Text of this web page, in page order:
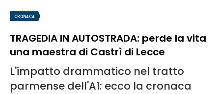
CRONACA
TRAGEDIA IN AUTOSTRADA: perde la vita
una maestra di Castrì di Lecce
L'impatto drammatico nel tratto
parmense dell'A1: ecco la cronaca